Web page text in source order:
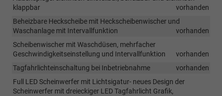
klappbar
vorhanden
Beheizbare Heckscheibe mit Heckscheibenwischer und
Waschanlage mit Intervallfunktion
vorhanden
Scheibenwischer mit Waschdüsen, mehrfacher
Geschwindigkeitseinstellung und Intervallfunktion
vorhanden
Tagfahrlichteinschaltung bei Inbetriebnahme
vorhanden
Full LED Scheinwerfer mit Lichtsigatur- neues Design der
Scheinwerfer mit dreieckiger LED Tagfahrlicht Grafik,